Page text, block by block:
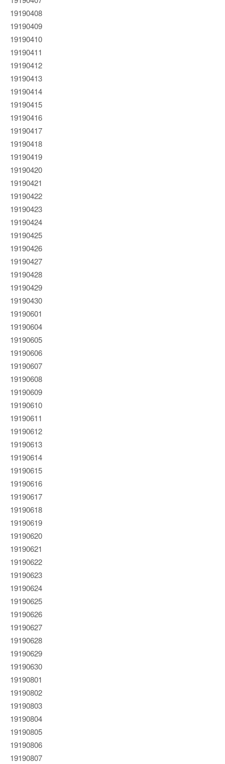
19190408
19190409
19190410
19190411
19190412
19190413
19190414
19190415
19190416
19190417
19190418
19190419
19190420
19190421
19190422
19190423
19190424
19190425
19190426
19190427
19190428
19190429
19190430
19190601
19190604
19190605
19190606
19190607
19190608
19190609
19190610
19190611
19190612
19190613
19190614
19190615
19190616
19190617
19190618
19190619
19190620
19190621
19190622
19190623
19190624
19190625
19190626
19190627
19190628
19190629
19190630
19190801
19190802
19190803
19190804
19190805
19190806
19190807